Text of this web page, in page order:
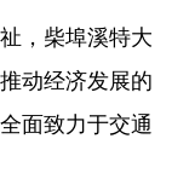
，柴埠溪特大
动经济发展的
面致力于交通